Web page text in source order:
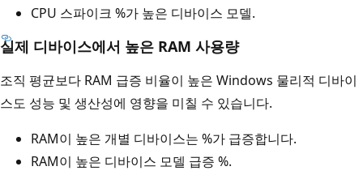
CPU 스파이크 %가 높은 디바이스 모델.
실제 디바이스에서 높은 RAM 사용량
조직 평균보다 RAM 급증 비율이 높은 Windows 물리적 디바이
스도 성능 및 생산성에 영향을 미칠 수 있습니다.
RAM이 높은 개별 디바이스는 %가 급증합니다.
RAM이 높은 디바이스 모델 급증 %.